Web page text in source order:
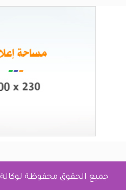
جميع الحقوق محفوظة لوكالة